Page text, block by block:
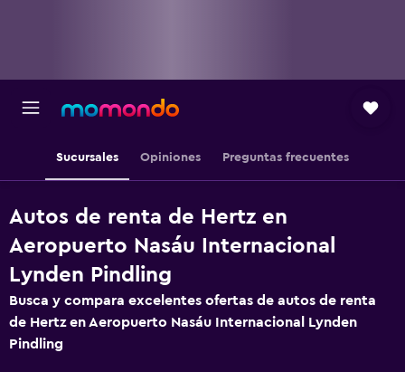
Sucursales Opiniones Preguntas frecuentes
Autos de renta de Hertz en
Aeropuerto Nasáu Internacional
Lynden Pindling
Busca y compara excelentes ofertas de autos de renta
de Hertz en Aeropuerto Nasáu Internacional Lynden
Pindling